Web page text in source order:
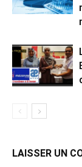
LAISSER UN